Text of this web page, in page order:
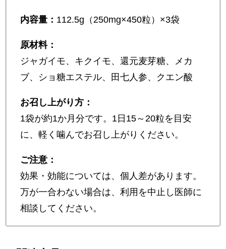
内容量： 112.5g（250mg×450粒）×3袋
原材料：
ジャガイモ、キクイモ、還元麦芽糖、メカ
ブ、ショ糖エステル、田七人参、クエン酸
お召し上がり方：
1袋が約1か月分です。1日15～20粒を目安
に、軽く噛んでお召し上がりください。
ご注意：
効果・効能については、個人差があります。
万が一合わない場合は、利用を中止し医師に
相談してください。